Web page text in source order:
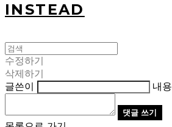
INSTEAD
수정하기
삭제하기
글쓴이
내용
댓글 쓰기